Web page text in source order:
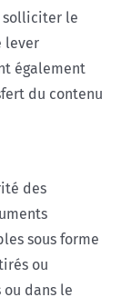
solliciter le
lever
également
du contenu
des
sous forme
ou
dans le